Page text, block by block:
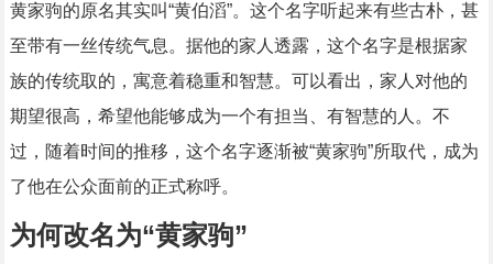
黄家驹的原名其实叫“黄伯滔”。这个名字听起来有些古朴，甚
至带有一丝传统气息。据他的家人透露，这个名字是根据家
族的传统取的，寓意着稳重和智慧。可以看出，家人对他的
期望很高，希望他能够成为一个有担当、有智慧的人。不
过，随着时间的推移，这个名字逐渐被“黄家驹”所取代，成为
了他在公众面前的正式称呼。
为何改名为“黄家驹”